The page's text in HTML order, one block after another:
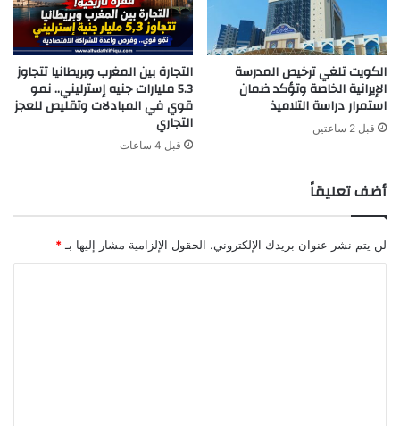
الكويت تلغي ترخيص المدرسة
الإيرانية الخاصة وتؤكد ضمان
استمرار دراسة التلاميذ
قبل 2 ساعتين
التجارة بين المغرب وبريطانيا تتجاوز
5.3 مليارات جنيه إسترليني.. نمو
قوي في المبادلات وتقليص للعجز
التجاري
قبل 4 ساعات
أضف تعليقاً
لن يتم نشر عنوان بريدك الإلكتروني. الحقول الإلزامية مشار إليها بـ*